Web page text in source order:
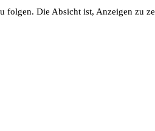
folgen. Die Absicht ist, Anzeigen zu